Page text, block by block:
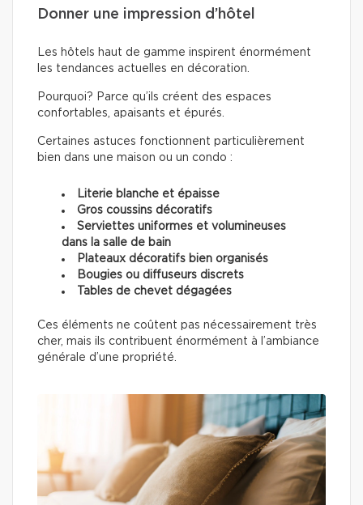
Donner une impression d’hôtel
Les hôtels haut de gamme inspirent énormément
les tendances actuelles en décoration.
Pourquoi? Parce qu’ils créent des espaces
confortables, apaisants et épurés.
Certaines astuces fonctionnent particulièrement
bien dans une maison ou un condo :
Literie blanche et épaisse
Gros coussins décoratifs
Serviettes uniformes et volumineuses
dans la salle de bain
Plateaux décoratifs bien organisés
Bougies ou diffuseurs discrets
Tables de chevet dégagées
Ces éléments ne coûtent pas nécessairement très
cher, mais ils contribuent énormément à l’ambiance
générale d’une propriété.